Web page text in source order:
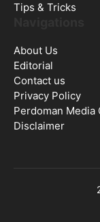
Tips & Tricks
About Us
Editorial
Contact us
Privacy Policy
Perdoman Media
Disclaimer